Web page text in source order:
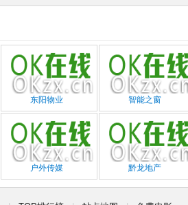
东阳物业 智能之窗
户外传媒 黔龙地产